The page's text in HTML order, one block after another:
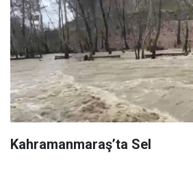
Kahramanmaraş’ta Sel